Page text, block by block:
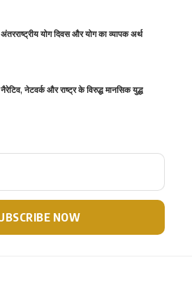
अंतरराष्ट्रीय योग दिवस और योग का व्यापक अर्थ
नैरेटिव, नेटवर्क और राष्ट्र के विरुद्ध मानसिक युद्ध